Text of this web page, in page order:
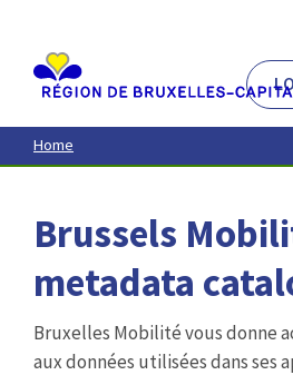
contenu
principal
Home
Brussels
metadata
Bruxelles Mobilité vous donne
aux données utilisées dans ses